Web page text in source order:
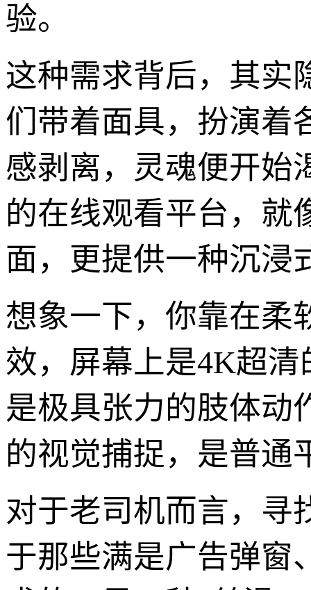
验。
这种需求背后，其实
们带着面具，扮演着
感剥离，灵魂便开始
的在线观看平台，就
面，更提供一种沉浸
想象一下，你靠在柔
效，屏幕上是4K超
是极具张力的肢体动
的视觉捕捉，是普通
对于老司机而言，寻
于那些满是广告弹窗